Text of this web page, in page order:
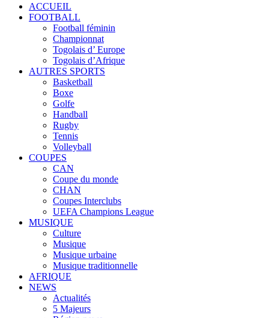
ACCUEIL
FOOTBALL
Football féminin
Championnat
Togolais d’ Europe
Togolais d’Afrique
AUTRES SPORTS
Basketball
Boxe
Golfe
Handball
Rugby
Tennis
Volleyball
COUPES
CAN
Coupe du monde
CHAN
Coupes Interclubs
UEFA Champions League
MUSIQUE
Culture
Musique
Musique urbaine
Musique traditionnelle
AFRIQUE
NEWS
Actualités
5 Majeurs